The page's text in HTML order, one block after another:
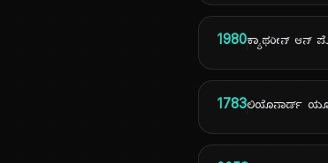
1980ಕ್ಯಾಥರೀನ್ ಆನ್
1783ಲಿಯೊನಾರ್ಡ್